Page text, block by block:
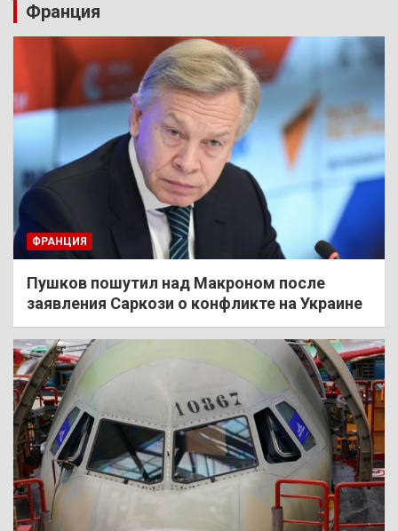
Франция
ФРАНЦИЯ
Пушков пошутил над Макроном после
заявления Саркози о конфликте на Украине